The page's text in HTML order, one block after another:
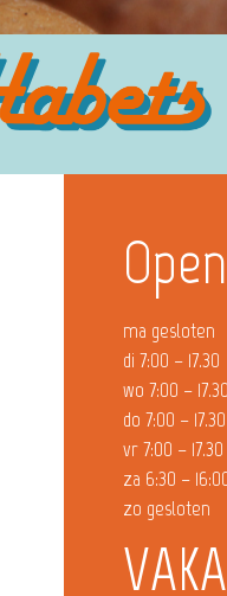
ma gesloten
di 7:00 – 17.30
wo 7:00 – 17.30
do 7:00 – 17.30
vr 7:00 – 17.30
za 6:30 –
zo gesloten